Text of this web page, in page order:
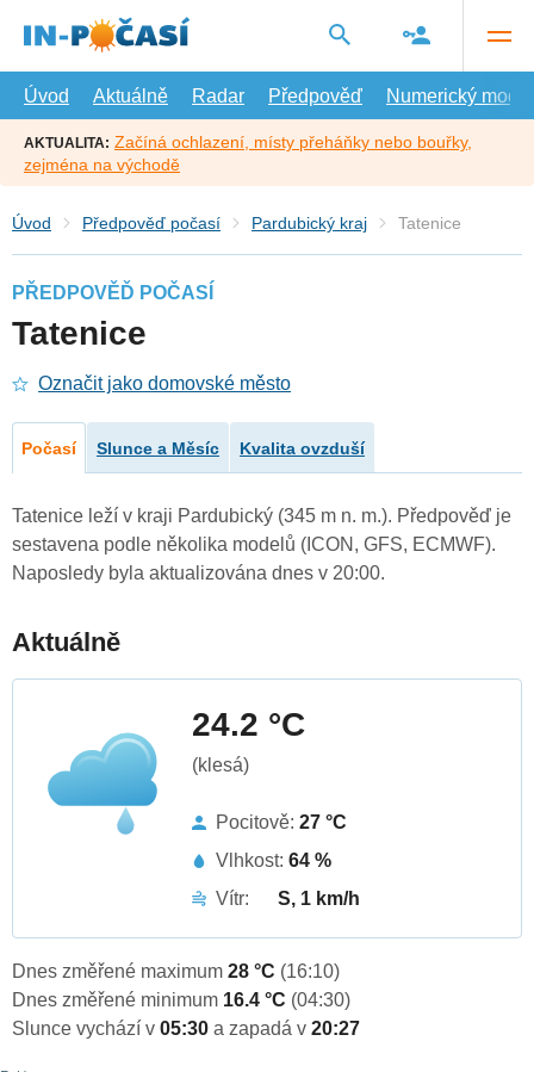
hlavní
Úvod
Aktuálně Radar Předpověď Numerický model
AKTUALITA: Začíná ochlazení, místy přeháňky nebo bouřky,
zejména na východě
Úvod Předpověď počasí Pardubický kraj Tatenice
PŘEDPOVĚĎ POČASÍ
Tatenice
Označit jako domovské město
Počasí Slunce a Měsíc Kvalita ovzduší
Tatenice leží v kraji Pardubický (345 m n. m.). Předpověď je
sestavena podle několika modelů (ICON, GFS, ECMWF).
Naposledy byla aktualizována dnes v 20:00.
Aktuálně
24.2 °C
(klesá)
Pocitově: 27 °C
Vlhkost: 64 %
Vítr:
S, 1 km/h
Dnes změřené maximum 28 °C (16:10)
Dnes změřené minimum 16.4 °C (04:30)
Slunce vychází v 05:30 a zapadá v 20:27